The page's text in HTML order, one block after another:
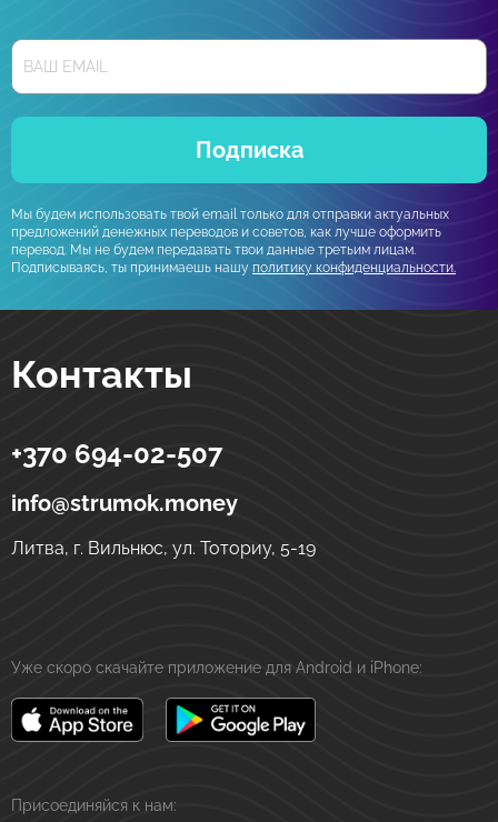
Подписка
Мы будем использовать твой email только для отправки актуальных
предложений денежных переводов и советов, как лучше оформить
перевод. Мы не будем передавать твои данные третьим лицам.
Подписываясь, ты принимаешь нашу политику конфиденциальности.
Контакты
Strumok
Денежные переводы в Украине
ул. Тоториу, 5-19
+370 694-02-507
info@strumok.money
Литва, г. Вильнюс, ул. Тоториу, 5-19
Уже скоро скачайте приложение для Android и iPhone:
Присоединяйся к нам: